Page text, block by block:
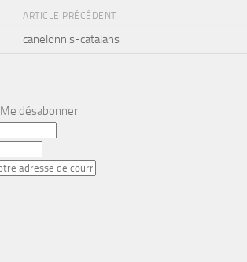
ARTICLE PRÉCÉDENT
canelonnis-catalans
Me désabonner